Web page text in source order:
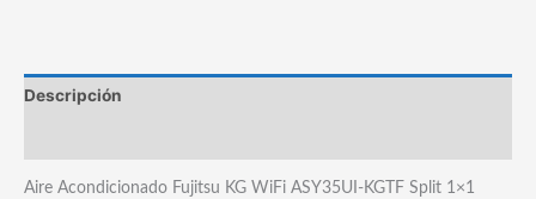
Descripción
Aire Acondicionado Fujitsu KG WiFi ASY35UI-KGTF Split 1×1